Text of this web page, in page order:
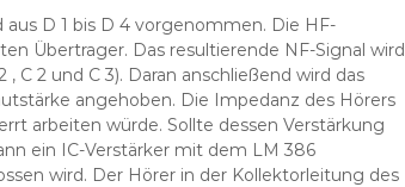
D 1 bis D 4 vorgenommen. Die HF-
Übertrager. Das resultierende NF-Signal wird
C 2 und C 3). Daran anschließend wird das
angehoben. Die Impedanz des Hörers
arbeiten würde. Sollte dessen Verstärkung
ein IC-Verstärker mit dem LM 386
wird. Der Hörer in der Kollektorleitung des